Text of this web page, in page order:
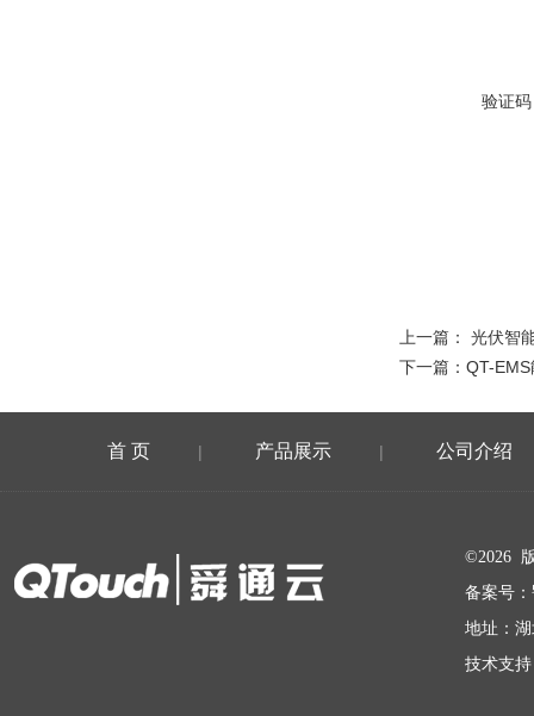
验证
上一篇： 光伏智
下一篇： QT-
首 页 | 产品展示 | 公司介绍
©2026
备案号：
地址：
技术支